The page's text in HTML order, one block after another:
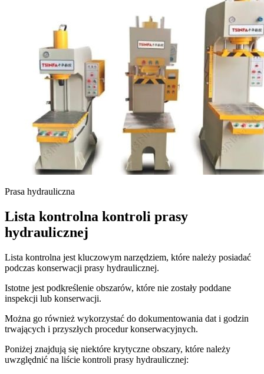
Prasa hydrauliczna
Lista kontrolna kontroli prasy
hydraulicznej
Lista kontrolna jest kluczowym narzędziem, które należy posiadać
podczas konserwacji prasy hydraulicznej.
Istotne jest podkreślenie obszarów, które nie zostały poddane
inspekcji lub konserwacji.
Można go również wykorzystać do dokumentowania dat i godzin
trwających i przyszłych procedur konserwacyjnych.
Poniżej znajdują się niektóre krytyczne obszary, które należy
uwzględnić na liście kontroli prasy hydraulicznej: